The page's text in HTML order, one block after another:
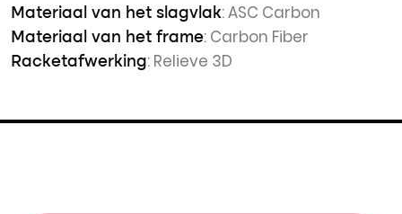
Materiaal van het slagvlak: ASC Carbon
Materiaal van het frame: Carbon Fiber
Racketafwerking: Relieve 3D